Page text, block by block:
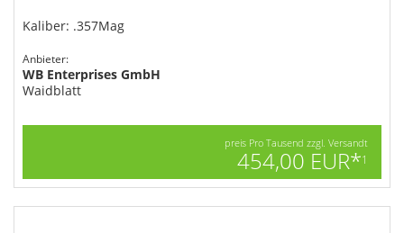
Kaliber: .357Mag
Anbieter:
WB Enterprises GmbH
Waidblatt
preis Pro Tausend zzgl. Versandt
454,00 EUR*1